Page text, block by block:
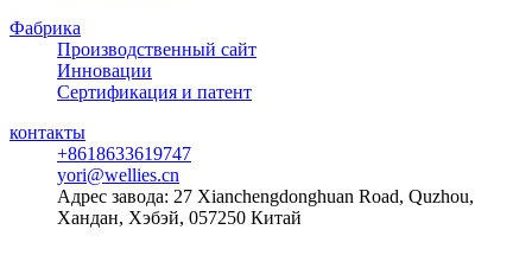
Фабрика
Производственный сайт
Инновации
Сертификация и патент
контакты
+8618633619747
yori@wellies.cn
Адрес завода: 27 Xianchengdonghuan Road, Quzhou,
Хандан, Хэбэй, 057250 Китай